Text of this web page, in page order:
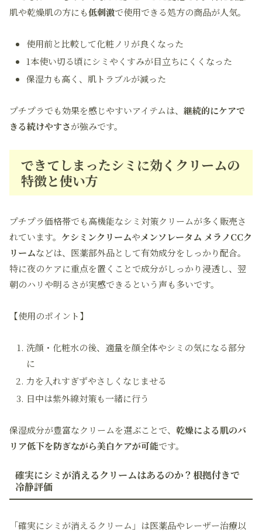
肌や乾燥肌の方にも低刺激で使用できる処方の商品が人気。
使用前と比較して化粧ノリが良くなった
1本使い切る頃にシミやくすみが目立ちにくくなった
保湿力も高く、肌トラブルが減った
プチプラでも効果を感じやすいアイテムは、 継続的にケアで
きる続けやすさが強みです。
できてしまったシミに効くクリームの
特徴と使い方
プチプラ価格帯でも高機能なシミ対策クリームが多く販売さ
れています。 ケシミンクリームやメンソレータム メラノCCク
リームなどは、医薬部外品として有効成分をしっかり配合。
特に夜のケアに重点を置くことで成分がしっかり浸透し、翌
朝のハリや明るさが実感できるという声も多いです。
【使用のポイント】
洗顔・化粧水の後、適量を顔全体やシミの気になる部分
に
力を入れすぎずやさしくなじませる
日中は紫外線対策も一緒に行う
保湿成分が豊富なクリームを選ぶことで、 乾燥による肌のバ
リア低下を防ぎながら美白ケアが可能です。
確実にシミが消えるクリームはあるのか？根拠付きで
冷静評価
「確実にシミが消えるクリーム」は医薬品やレーザー治療以